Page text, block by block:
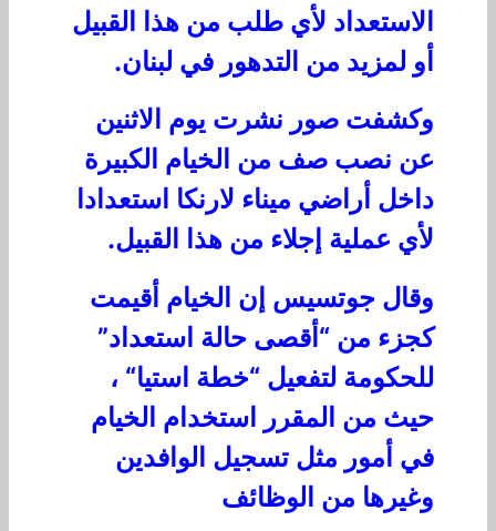
الاستعداد لأي طلب من هذا القبيل
أو لمزيد من التدهور في لبنان.
وكشفت صور نشرت يوم الاثنين
عن نصب صف من الخيام الكبيرة
داخل أراضي ميناء لارنكا استعدادا
لأي عملية إجلاء من هذا القبيل.
وقال جوتسيس إن الخيام أقيمت
كجزء من “ أقصى حالة استعداد”
للحكومة لتفعيل “خطة استيا“ ،
حيث من المقرر استخدام الخيام
في أمور مثل تسجيل الوافدين
وغيرها من الوظائف